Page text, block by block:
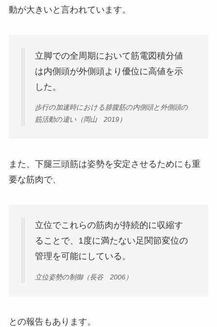
動が大きいと言われています。
立脚での全周期において筋電図積分値
は内側頭が外側頭より優位に高値を示
した。
歩行の加速時における腓腹筋の内側頭と外側頭の
筋活動の違い（岡山 2019）
また、下腿三頭筋は姿勢を安定させるためにも重
要な筋肉で、
立位でこれらの筋肉が持続的に収縮す
ることで、1度に満たない足関節変位の
管理を可能にしている。
立位姿勢の制御（長谷 2006）
との報告もあります。